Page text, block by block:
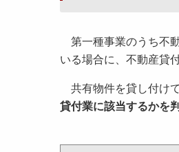
第一種事業のうち不
いる場合に、不動産貸
共有物件を貸し付け
貸付業に該当するかを